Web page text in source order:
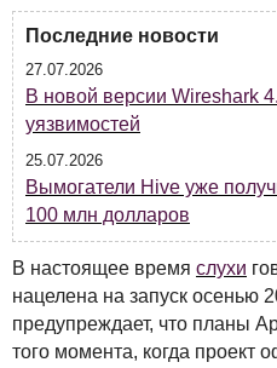
Последние новости
27.07.2026
В новой версии Wireshark
уязвимостей
25.07.2026
Вымогатели Hive уже
100 млн долларов
В настоящее время слухи
нацелена на запуск осенью
предупреждает, что планы
того момента, когда проект